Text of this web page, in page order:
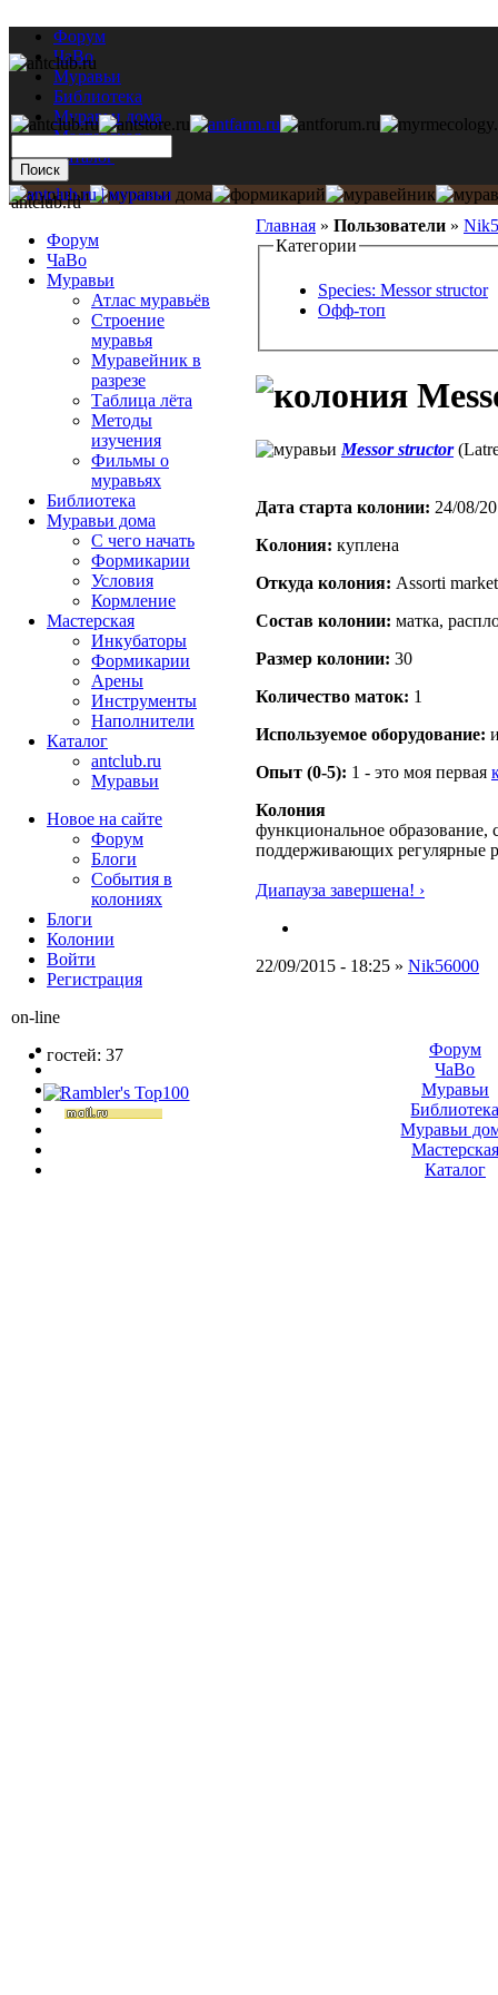
Форум
ЧаВо
Муравьи
Библиотека
Муравьи дома
Мастерская
Каталог
Главная » Пользователи »
Категории
Species: Messor structor
Офф-топ
Messor structor
Дата старта кoлонии: 24/08/
Кoлония: куплена
Откуда кoлония: Assorti market
Состав кoлонии: матка,
Размер кoлонии: 30
Количество маток: 1
Используемое оборудование:
Опыт (0-5): 1 - это моя первая
Колония
функциональное образование,
поддерживающих регулярные
Диапауза завершена! ›
22/09/2015 - 18:25 » Nik56000
antclub.ru
Форум
ЧаВо
Муравьи
Атлас муравьёв
Строение
муравья
Муравейник в
разрезе
Таблица лёта
Методы
изучения
Фильмы о
муравьях
Библиотека
Муравьи дома
С чего начать
Формикарии
Условия
Кормление
Мастерская
Инкубаторы
Формикарии
Арены
Инструменты
Наполнители
Каталог
antclub.ru
Муравьи
Новое на сайте
Форум
Блоги
События в
колониях
Блоги
Колонии
Войти
Peгиcтpaция
on-line
гостей: 37
Форум
ЧаВо
Муравьи
Муравьи
Мастерская
Каталог